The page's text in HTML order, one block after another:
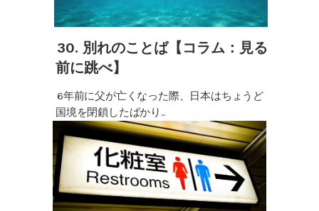
30. 別れのことば【コラム：見る
前に跳べ】
6年前に父が亡くなった際、日本はちょうど
国境を閉鎖したばかり...